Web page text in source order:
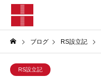
ブログ RS設立記
RS設立記